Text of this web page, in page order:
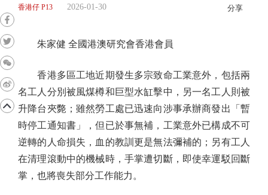
香港仔 P13 2026-01-30 分享
朱家健 全國港澳研究會香港會員
香港多區工地近期發生多宗致命工業意外，包括兩
名工人分別被風煤樽和巨型水缸擊中，另一名工人則被
升降台夾斃；雖然勞工處已迅速向涉事承辦商發出「暫
時停工通知書」，但已於事無補，工業意外已構成不可
逆轉的人命損失，血的教訓更是無法彌補的；另有工人
在清理滾動中的機械時，手掌遭切斷，即使幸運駁回斷
掌，也將喪失部分工作能力。